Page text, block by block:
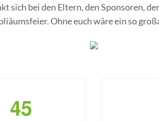
sich bei den Eltern, den Sponsoren,
Ohne euch wäre ein so
45